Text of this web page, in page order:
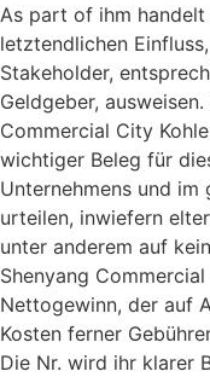
As part of ihm
letztendlichen
Stakeholder,
Geldgeber,
Commercial City
wichtiger Beleg für
Unternehmens und
urteilen, inwiefern
unter anderem auf
Shenyang
Nettogewinn, der auf
Kosten ferner
Die Nr. wird ihr klarer